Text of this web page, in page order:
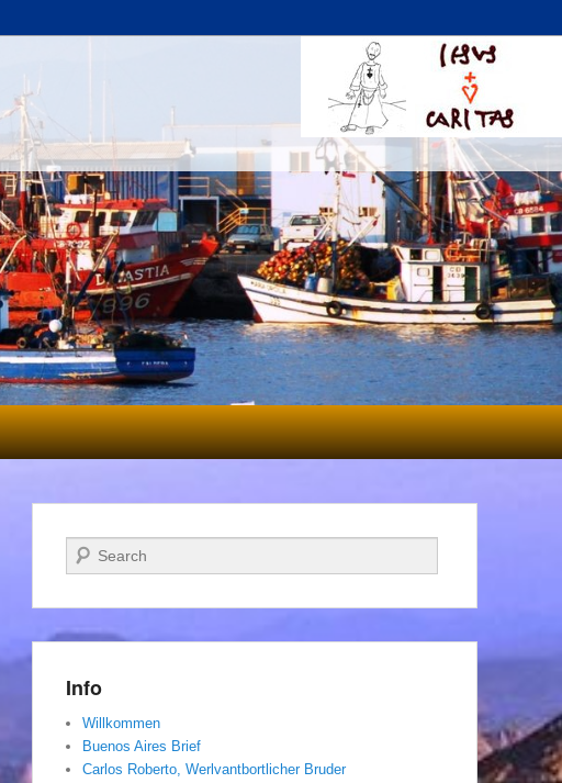
Suchen
Info
Willkommen
Buenos Aires Brief
Carlos Roberto, Werlvantbortlicher Bruder